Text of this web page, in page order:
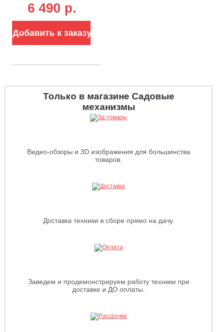
20 мм, 2.4 кг)
6 490 p.
Добавить к заказу
Только в магазине Садовые
механизмы
Видео-обзоры и 3D изображения для большинства
товаров.
Доставка техники в сборе прямо на дачу.
Заведем и продемонстрируем работу техники при
доставке и ДО оплаты.